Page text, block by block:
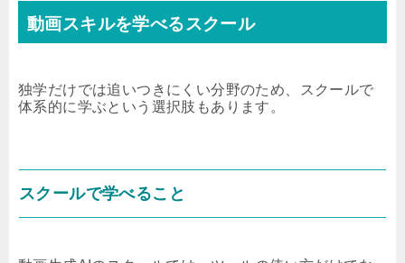
動画スキルを学べるスクール
独学だけでは追いつきにくい分野のため、スクールで
体系的に学ぶという選択肢もあります。
スクールで学べること